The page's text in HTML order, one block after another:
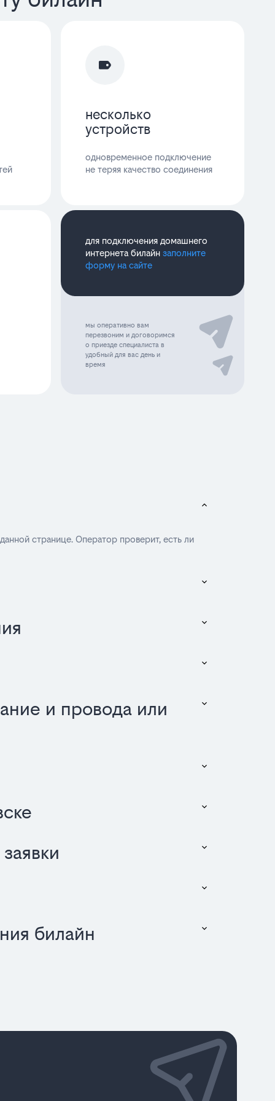
несколько
устройств
одновременное подключение
не теряя качество соединения
для подключения домашнего
интернета билайнзаполните
форму на сайте
мы оперативно вам
перезвоним и договоримся
о приезде специалиста в
удобный для вас день и
время
данной странице. Оператор проверит, есть ли
и провода или
билайн